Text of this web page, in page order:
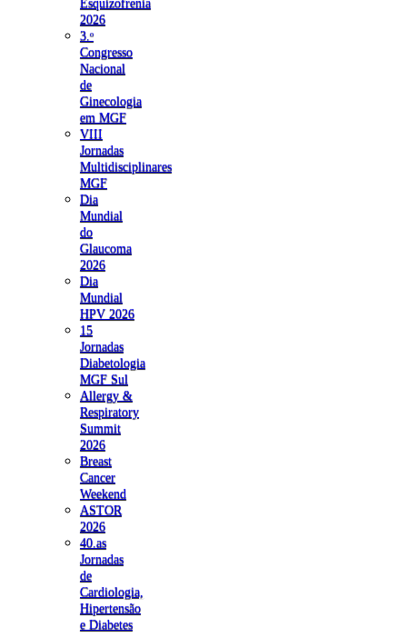
2026
3.ᵒ
Congresso
Nacional
de
Ginecologia
em MGF
VIII
Jornadas
Multidisciplinares
MGF
Dia
Mundial
do
Glaucoma
2026
Dia
Mundial
HPV 2026
15
Jornadas
Diabetologia
MGF Sul
Allergy &
Respiratory
Summit
2026
Breast
Cancer
Weekend
ASTOR
2026
40.as
Jornadas
de
Cardiologia,
Hipertensão
e Diabetes